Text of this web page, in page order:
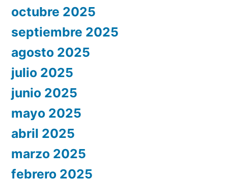
octubre 2025
septiembre 2025
agosto 2025
julio 2025
junio 2025
mayo 2025
abril 2025
marzo 2025
febrero 2025